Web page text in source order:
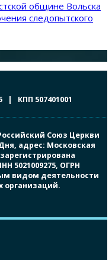
общине Вольска
следопытского
| КПП 507401001
Союз Церкви
адрес: Московская
5021009275, ОГРН
видом деятельности
организаций.